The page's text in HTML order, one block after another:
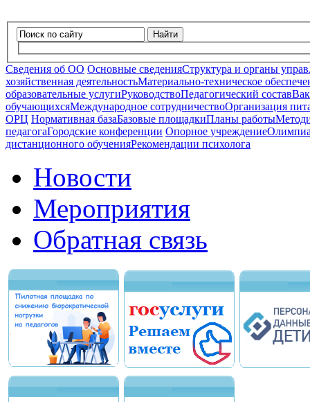
Найти
Сведения об ОО Основные сведенияСтруктура и органы
хозяйственная деятельностьМатериально-техническое
образовательные услугиРуководствоПедагогический состав
обучающихсяМеждународное сотрудничествоОрганизация
ОРЦ Нормативная базаБазовые площадкиПланы работы
педагогаГородские конференции Опорное учреждение
дистанционного обученияРекомендации психолога
Новости
Мероприятия
Обратная связь